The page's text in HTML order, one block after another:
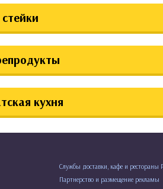
стейки
кухня
Службы доставки, кафе и рестораны
Партнерство и размещение рекламы